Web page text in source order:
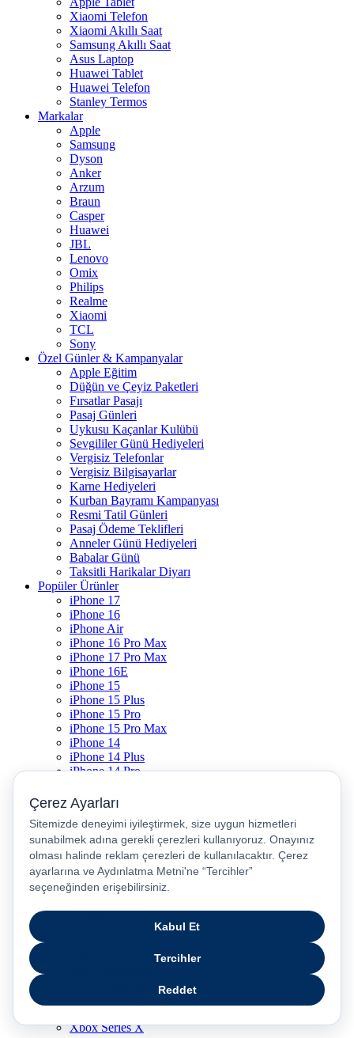
Xiaomi Telefon
Xiaomi Akıllı Saat
Samsung Akıllı Saat
Asus Laptop
Huawei Tablet
Huawei Telefon
Stanley Termos
Markalar
Apple
Samsung
Dyson
Anker
Arzum
Braun
Casper
Huawei
JBL
Lenovo
Omix
Philips
Realme
Xiaomi
TCL
Sony
Özel Günler & Kampanyalar
Apple Eğitim
Düğün ve Çeyiz Paketleri
Fırsatlar Pasajı
Pasaj Günleri
Uykusu Kaçanlar Kulübü
Sevgililer Günü Hediyeleri
Vergisiz Telefonlar
Vergisiz Bilgisayarlar
Karne Hediyeleri
Kurban Bayramı Kampanyası
Resmi Tatil Günleri
Pasaj Ödeme Teklifleri
Anneler Günü Hediyeleri
Babalar Günü
Taksitli Harikalar Diyarı
Popüler Ürünler
iPhone 17
iPhone 16
iPhone Air
iPhone 16 Pro Max
iPhone 17 Pro Max
iPhone 16E
iPhone 15
iPhone 15 Plus
iPhone 15 Pro
iPhone 15 Pro Max
iPhone 14
iPhone 14 Plus
iPhone 14 Pro
iPhone 13
iPhone 12
iPhone 11
iPhone SE
Dyson Airwrap
Dyson V15
Dyson V15 Detect Submarine
Dyson V12
Samsung Galaxy S25 Ultra
PS4 / Playstation 4
Xbox Series X